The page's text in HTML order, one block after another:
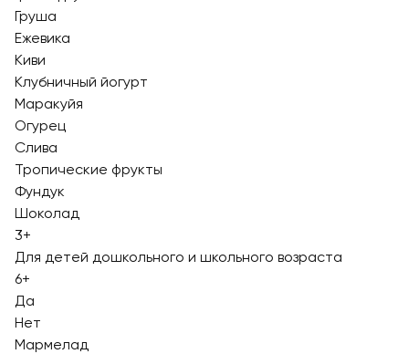
Груша
Ежевика
Киви
Клубничный йогурт
Маракуйя
Огурец
Слива
Тропические фрукты
Фундук
Шоколад
3+
Для детей дошкольного и школьного возраста
6+
Да
Нет
Мармелад